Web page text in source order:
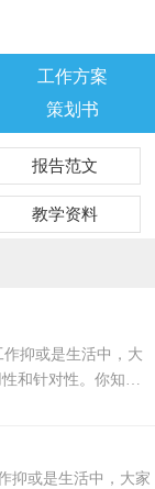
工作方案
策划书
报告范文
教学资料
抑或是生活中，大
和针对性。你知道
大家收...
抑或是生活中，大家